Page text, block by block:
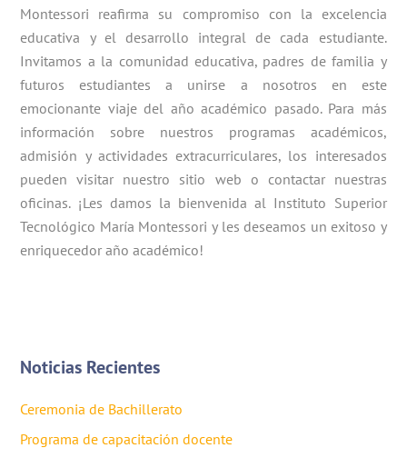
Montessori reafirma su compromiso con la excelencia
educativa y el desarrollo integral de cada estudiante.
Invitamos a la comunidad educativa, padres de familia y
futuros estudiantes a unirse a nosotros en este
emocionante viaje del año académico pasado. Para más
información sobre nuestros programas académicos,
admisión y actividades extracurriculares, los interesados
pueden visitar nuestro sitio web o contactar nuestras
oficinas. ¡Les damos la bienvenida al Instituto Superior
Tecnológico María Montessori y les deseamos un exitoso y
enriquecedor año académico!
Noticias Recientes
Ceremonia de Bachillerato
Programa de capacitación docente